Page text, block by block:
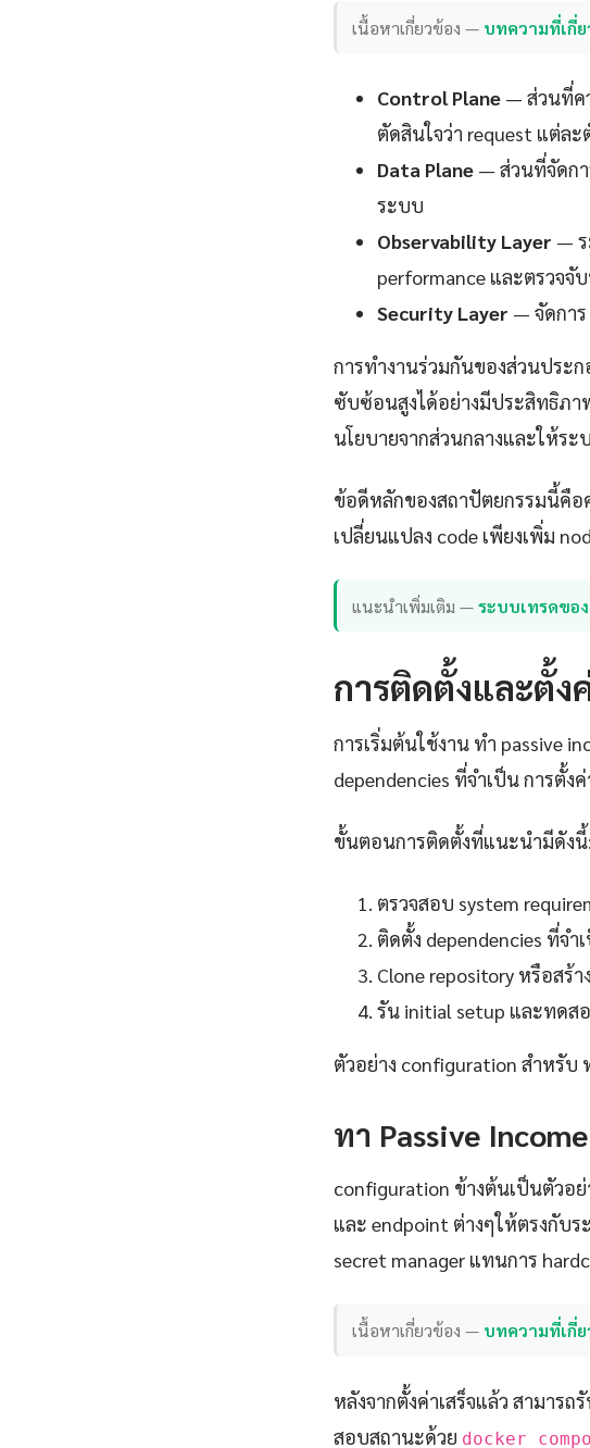
เนื้อหาเกี่ยวข้อง — บทความที่เกี่ย
Control Plane — ส่วนที่ค
ตัดสินใจว่า request แต่ล
Data Plane — ส่วนที่จัดกา
ระบบ
Observability Layer — ร
performance และตรวจจั
Security Layer — จัดกา
การทำงานร่วมกันของส่วนประ
ซับซ้อนสูงได้อย่างมีประสิทธิภา
นโยบายจากส่วนกลางและให้ร
ข้อดีหลักของสถาปัตยกรรมนี้คือ
เปลี่ยนแปลง code เพียงเพิ่ม
แนะนำเพิ่มเติม —ระบบเทรดขอ
การติดตั้งและตั้ง
การเริ่มต้นใช้งาน ทํา passive
dependencies ที่จำเป็น การตั้
ขั้นตอนการติดตั้งที่แนะนำมีดังนี้:
ตรวจสอบ system
ติดตั้ง dependencies ที่จำ
Clone repository หรือสร้
รัน initial setup และทดส
ตัวอย่าง configuration สำหรับ
ทา Passive
configuration ข้างต้นเป็นตัวอ
และ endpoint ต่างๆให้ตรงกับ
secret manager แทนการ
เนื้อหาเกี่ยวข้อง — บทความที่เกี่
หลังจากตั้งค่าเสร็จแล้ว สามารถ
สอบสถานะด้วย docker